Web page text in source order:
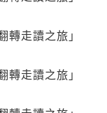
轉走讀之旅」
轉走讀之旅」